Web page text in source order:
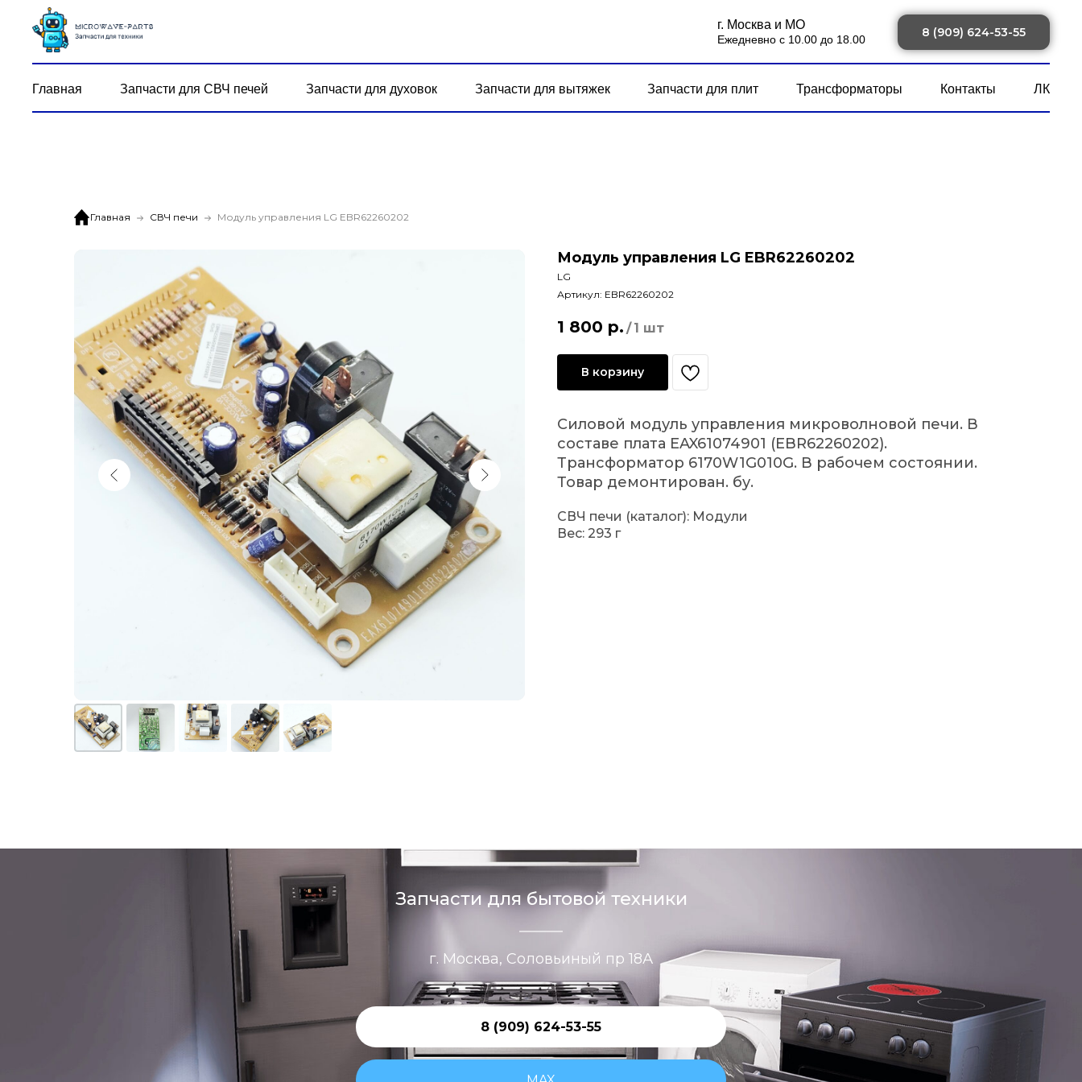
г. Москва и МО
Ежедневно с 10.00 до 18.00
8 (909) 624-53-55
Главная Запчасти для СВЧ печей Запчасти для духовок Запчасти для вытяжек Запчасти для плит Трансформаторы Контакты ЛК
Главная СВЧ печи Модуль управления LG EBR62260202
Модуль управления LG EBR62260202
LG
Артикул: EBR62260202
1 800 р. / 1 шт
В корзину
Силовой модуль управления микроволновой печи. В
составе плата EAX61074901 (EBR62260202).
Трансформатор 6170W1G010G. В рабочем состоянии.
Товар демонтирован. бу.
СВЧ печи (каталог): Модули
Вес: 293 г
Запчасти для бытовой техники
г. Москва, Соловьиный пр 18А
8 (909) 624-53-55